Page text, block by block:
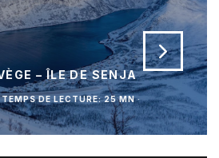
– ÎLE DE SENJA
TEMPS DE LECTURE: 25 MN ·